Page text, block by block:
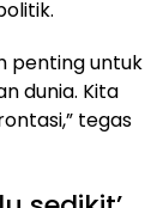
penting untuk
dunia. Kita
tegas